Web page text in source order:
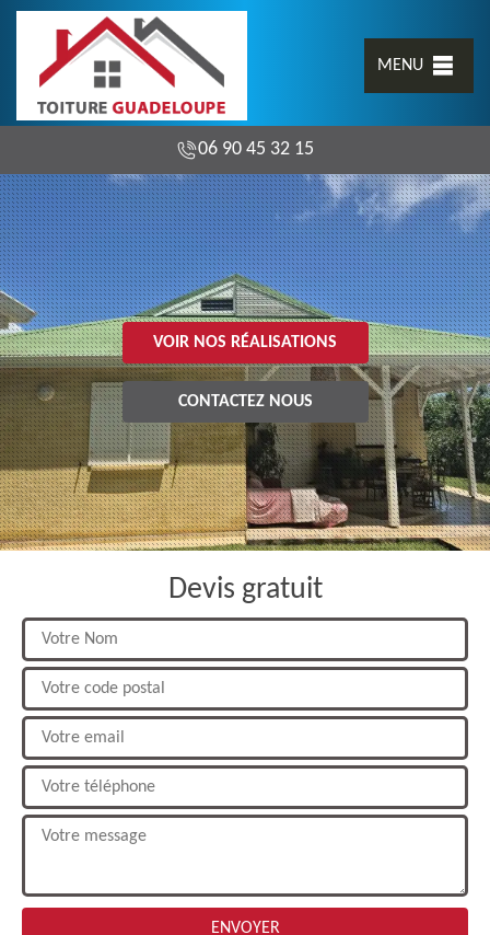
MENU
06 90 45 32 15
VOIR NOS RÉALISATIONS
CONTACTEZ NOUS
Devis gratuit